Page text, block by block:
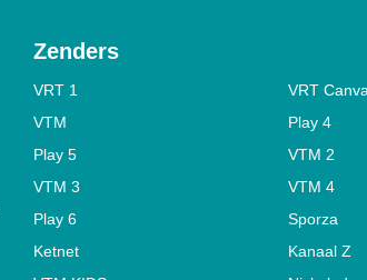
Zenders
VRT 1
VRT
VTM
Play 4
Play 5
VTM 2
VTM 3
VTM 4
Play 6
Sporza
Ketnet
Kanaal Z